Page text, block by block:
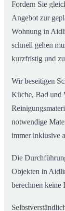
Fordern Sie
Angebot zur
Wohnung in
schnell gehen
kurzfristig und
Wir beseitigen
Küche, Bad und
notwendige
immer inklusive
Die
Objekten in
berechnen keine